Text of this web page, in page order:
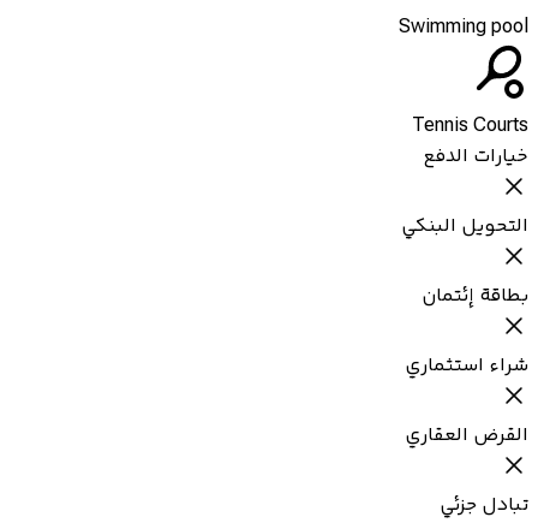
Swimming pool
Tennis Courts
خيارات الدفع
التحويل البنكي
بطاقة إئتمان
شراء استثماري
القرض العقاري
تبادل جزئي